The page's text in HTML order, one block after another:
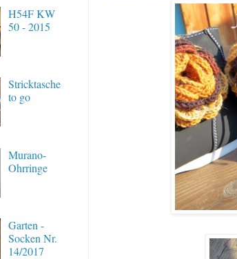
H54F KW
50 - 2015
Stricktasche
to go
Murano-
Ohrringe
Garten -
Socken Nr.
14/2017